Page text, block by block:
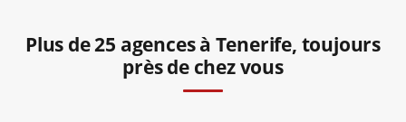
Plus de 25 agences à Tenerife, toujours
près de chez vous